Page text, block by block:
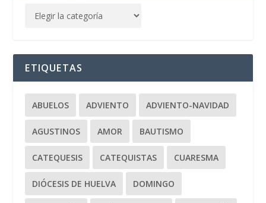
ETIQUETAS
ABUELOS ADVIENTO ADVIENTO-NAVIDAD
AGUSTINOS AMOR BAUTISMO
CATEQUESIS CATEQUISTAS CUARESMA
DIÓCESIS DE HUELVA DOMINGO